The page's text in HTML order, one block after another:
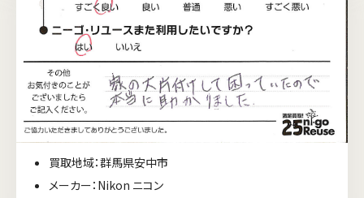
買取地域：群馬県安中市
メーカー：Nikon ニコン